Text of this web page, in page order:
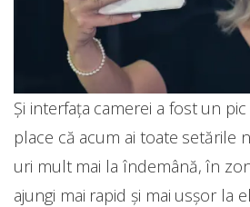
Și interfața camerei a fost un
place că acum ai toate setările
uri mult mai la îndemână, în
ajungi mai rapid și mai usșor la